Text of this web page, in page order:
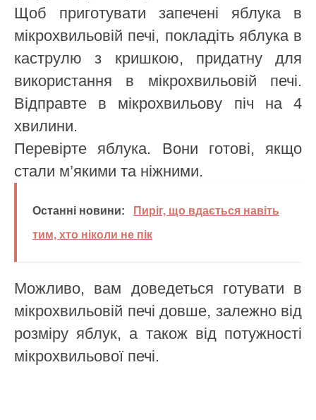
Щоб приготувати запечені яблука в
мікрохвильовій печі, покладіть яблука в
каструлю з кришкою, придатну для
використання в мікрохвильовій печі.
Відправте в мікрохвильову піч на 4
хвилини.
Перевірте яблука. Вони готові, якщо
стали м’якими та ніжними.
Останні новини:
Пиріг, що вдається навіть
тим, хто ніколи не пік
Можливо, вам доведеться готувати в
мікрохвильовій печі довше, залежно від
розміру яблук, а також від потужності
мікрохвильової печі.